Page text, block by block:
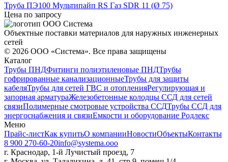
Труба ПЭ100 Мультипайп RS Газ SDR 11 (Ø 75)
Цена по запросу
Объектные поставки материалов для наружных инженерных
сетей
© 2026 ООО «Система». Все права защищены
Каталог
Трубы ПНДФитинги полиэтиленовые ПНДТрубы
гофрированные канализационныеТрубы для защиты
кабеляТрубы для сетей ГВС и отопленияРегулирующая и
запорная арматураЖелезобетонные колодцы ССД для сетей
связиПолимерные смотровые устройства ССДТрубы ССД для
энергоснабжения и связиЕмкости и оборудование Родлекс
Меню
Прайс-листКак купитьО компанииНовостиОбъектыКонтакты
8 900 270-60-20info@systema.ooo
г. Краснодар, 1-й Лучистый проезд, 7